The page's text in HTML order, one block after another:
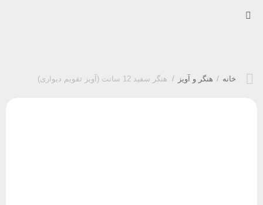
خانه / هنگر و آویز / هنگر سفید 12 سانت (آویز تقویم دیواری)